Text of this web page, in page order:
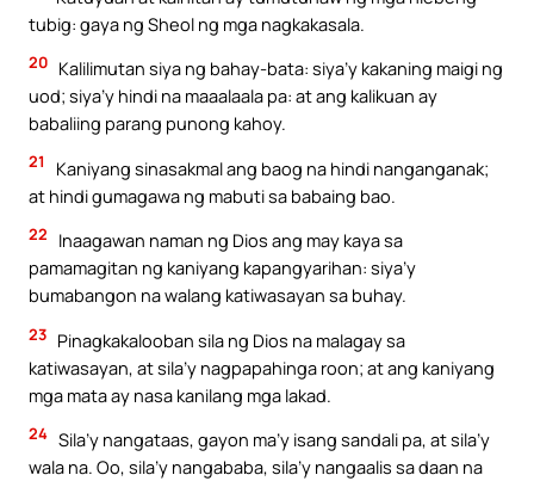
tubig: gaya ng Sheol ng mga nagkakasala.
20 Kalilimutan siya ng bahay-bata: siya’y kakaning maigi ng
uod; siya’y hindi na maaalaala pa: at ang kalikuan ay
babaliing parang punong kahoy.
21
Kaniyang sinasakmal ang baog na hindi nanganganak;
at hindi gumagawa ng mabuti sa babaing bao.
22
Inaagawan naman ng Dios ang may kaya sa
pamamagitan ng kaniyang kapangyarihan: siya’y
bumabangon na walang katiwasayan sa buhay.
23 Pinagkakalooban sila ng Dios na malagay sa
katiwasayan, at sila’y nagpapahinga roon; at ang kaniyang
mga mata ay nasa kanilang mga lakad.
24 Sila’y nangataas, gayon ma’y isang sandali pa, at sila’y
wala na. Oo, sila’y nangababa, sila’y nangaalis sa daan na